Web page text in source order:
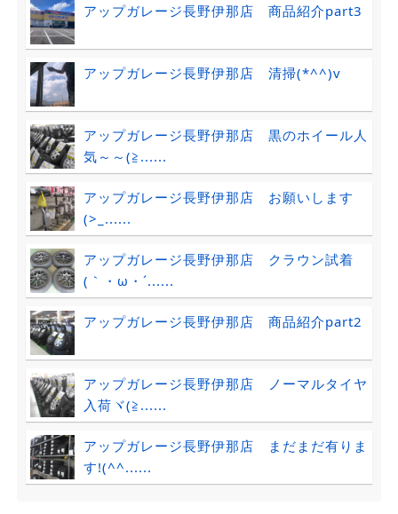
アップガレージ長野伊那店 商品紹介part3
アップガレージ長野伊那店 清掃(*^^)v
アップガレージ長野伊那店 黒のホイール人
気～～(≧......
アップガレージ長野伊那店 お願いします
(>_......
アップガレージ長野伊那店 クラウン試着
(｀・ω・´......
アップガレージ長野伊那店 商品紹介part2
アップガレージ長野伊那店 ノーマルタイヤ
入荷ヾ(≧......
アップガレージ長野伊那店 まだまだ有りま
す!(^^......